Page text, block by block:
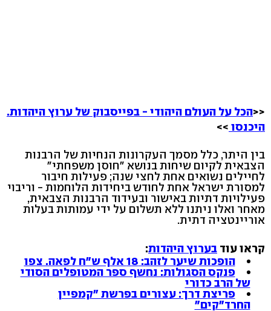
<<הכל על העולם היהודי - בפייסבוק של ערוץ היהדות.
היכנסו >>
בין היתר, כלל מסמך העקרונות הנחיות של הרבנות
הצבאית לקיום שיחות בנושא "חוסן משפחתי"
לחיילים נשואים אחת לחצי שנה; פעילות חיבור
למסורת ישראל אחת לחודש ביחידות הלוחמות - וריבוי
פעילויות דתיות באישור ובעידוד הרבנות הצבאית,
מאחר ואלו ניתנו ללא תשלום על ידי עמותות בעלות
אוריינטציה דתית.
קראו עוד בערוץ היהדות:
הופכות שיער לזהב: 18 אלף ש"ח לפאה. צפו
פנקס הסגולות: נחשף ספר המטופלים הסודי
של הרב כדורי
פריצת דרך: עצורים בפרשת "קמפיין
החרד"קים"